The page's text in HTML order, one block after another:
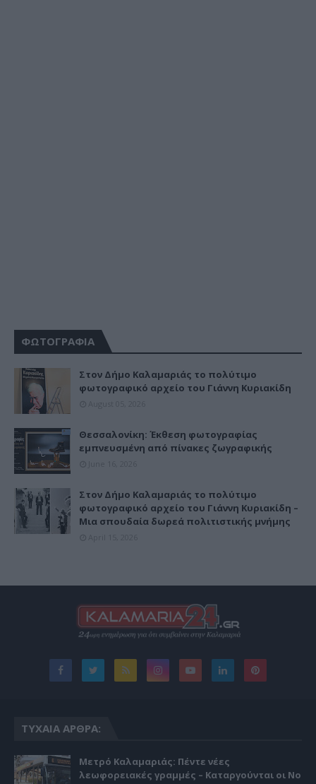
ΦΩΤΟΓΡΑΦΙΑ
Στον Δήμο Καλαμαριάς το πολύτιμο
φωτογραφικό αρχείο του Γιάννη Κυριακίδη
Θεσσαλονίκη: Έκθεση φωτογραφίας
εμπνευσμένη από πίνακες ζωγραφικής
Στον Δήμο Καλαμαριάς το πολύτιμο
φωτογραφικό αρχείο του Γιάννη Κυριακίδη –
Μια σπουδαία δωρεά πολιτιστικής μνήμης
ΤΥΧΑΊΑ ΆΡΘΡΑ:
Μετρό Καλαμαριάς: Πέντε νέες
λεωφορειακές γραμμές – Καταργούνται οι Νο